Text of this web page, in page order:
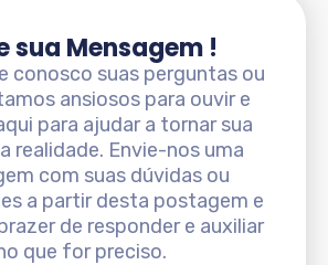
sua Mensagem !
conosco suas perguntas ou
ansiosos para ouvir e
para ajudar a tornar sua
realidade. Envie-nos uma
com suas dúvidas ou
a partir desta postagem e
de responder e auxiliar
que for preciso.